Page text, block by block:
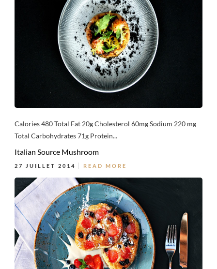
Calories 480 Total Fat 20g Cholesterol 60mg Sodium 220 mg
Total Carbohydrates 71g Protein...
Italian Source Mushroom
27 JUILLET 2014 READ MORE